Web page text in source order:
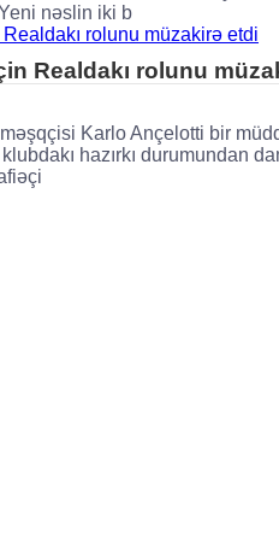
nəslin iki b
Realdakı rolunu
Karlo Ançelotti bir
hazırkı durumundan